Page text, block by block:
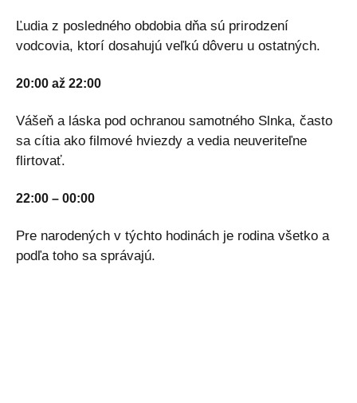
Ľudia z posledného obdobia dňa sú prirodzení
vodcovia, ktorí dosahujú veľkú dôveru u ostatných.
20:00 až 22:00
Vášeň a láska pod ochranou samotného Slnka, často
sa cítia ako filmové hviezdy a vedia neuveriteľne
flirtovať.
22:00 – 00:00
Pre narodených v týchto hodinách je rodina všetko a
podľa toho sa správajú.